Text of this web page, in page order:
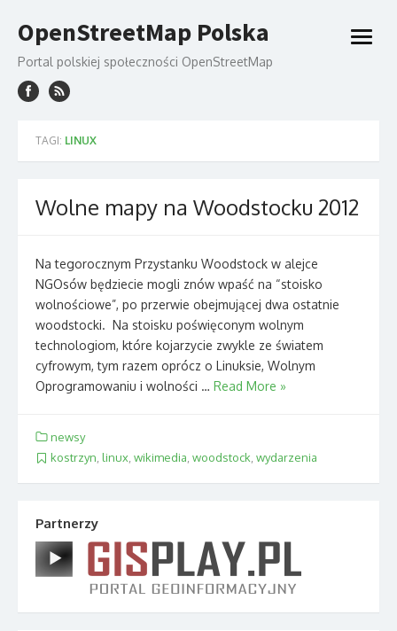
to
content
OpenStreetMap Polska
Portal polskiej społeczności OpenStreetMap
open
TAGI: LINUX
Wolne mapy na Woodstocku 2012
Na tegorocznym Przystanku Woodstock w alejce
NGOsów będziecie mogli znów wpaść na “stoisko
wolnościowe”, po przerwie obejmującej dwa ostatnie
woodstocki. Na stoisku poświęconym wolnym
technologiom, które kojarzycie zwykle ze światem
cyfrowym, tym razem oprócz o Linuksie, Wolnym
Oprogramowaniu i wolności … Read More »
newsy
kostrzyn, linux, wikimedia, woodstock, wydarzenia
Partnerzy